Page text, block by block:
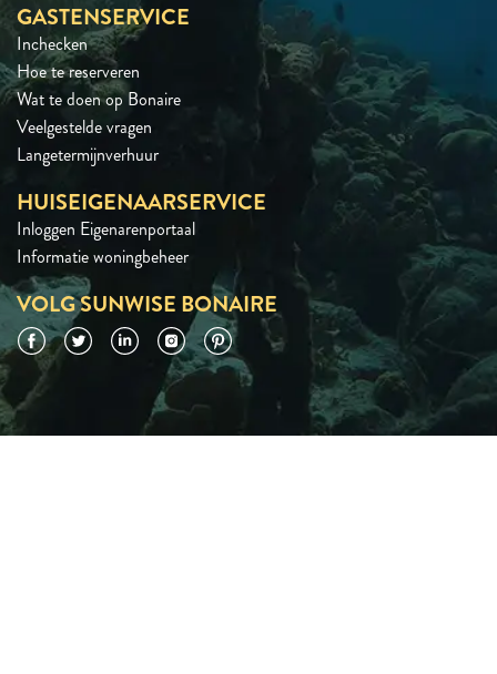
GASTENSERVICE
Inchecken
Hoe te reserveren
Wat te doen op Bonaire
Veelgestelde vragen
Langetermijnverhuur
HUISEIGENAARSERVICE
Inloggen Eigenarenportaal
Informatie woningbeheer
VOLG SUNWISE BONAIRE